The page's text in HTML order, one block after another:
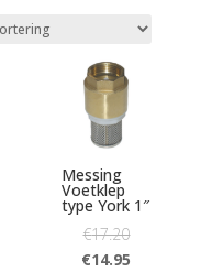
Messing
Voetklep
type York 1″
€17.20
€14.95